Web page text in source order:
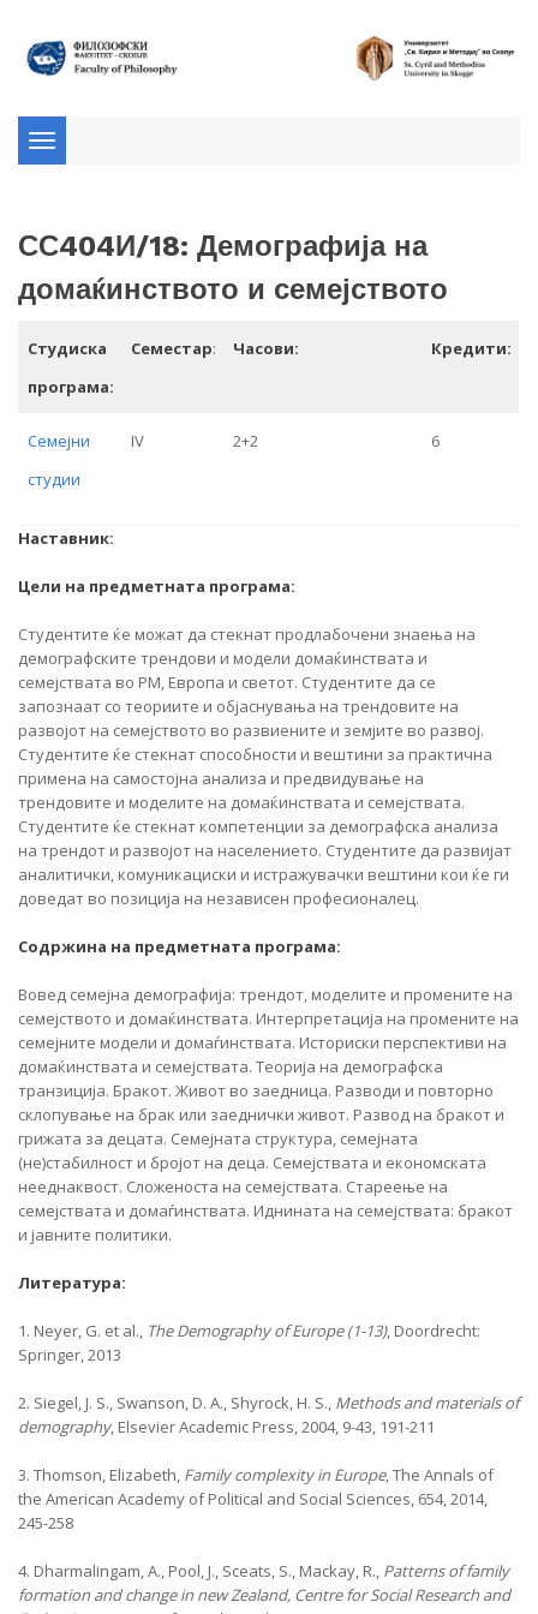
Toggle
navigation
СС404И/18: Демографија на
домаќинството и семејството
Студиска
програма:
Семестар: Часови: Кредити:
Семејни
студии
IV 2+2 6
Наставник:
Цели на предметната програма:
Студентите ќе можат да стекнат продлабочени знаења на
демографските трендови и модели домаќинствата и
семејствата во РМ, Eвропа и светот. Студентите да се
запознаат со теориите и објаснувања на трендовите на
развојот на семејството во развиените и земјите во развој.
Студентите ќе стекнат способности и вештини за практична
примена на самостојна анализа и предвидување на
трендовите и моделите на домаќинствата и семејствата.
Студентите ќе стекнат компетенции за демографска анализа
на трендот и развојот на населението. Студентите да развијат
аналитички, комуникациски и истражувачки вештини кои ќе ги
доведат во позиција на независен професионалец.
Содржина на предметната програма:
Вовед семејна демографија: трендот, моделите и промените на
семејството и домаќинствата. Интерпретација на промените на
семејните модели и домаѓинствата. Историски перспективи на
домаќинствата и семејствата. Теорија на демографска
транзиција. Бракот. Живот во заедница. Разводи и повторно
склопување на брак или заеднички живот. Развод на бракот и
грижата за децата. Семејната структура, семејната
(не)стабилност и бројот на деца. Семејствата и економската
нееднаквост. Сложеноста на семејствата. Стареење на
семејствата и домаѓинствата. Иднината на семејствата: бракот
и јавните политики.
Литература:
1. Neyer, G. et al., The Demography ofEurope (1-13), Doordrecht:
Springer, 2013
2. Siegel, J. S., Swanson, D. A., Shyrock, H. S., Methods andmaterials of
demography, Elsevier Academic Press, 2004, 9-43, 191-211
3. Thomson, Elizabeth, Family complexityin Europe, The Annals of
the American Academy of Political and Social Sciences, 654, 2014,
245-258
4. Dharmalingam, A., Pool, J., Sceats, S., Mackay, R., Patterns of family
formation and change in new Zealand, Centre for Social Research and